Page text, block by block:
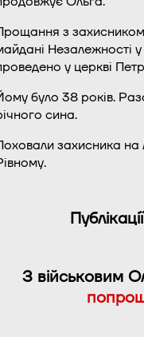
з
Незалежності
у церкві
було 38 років.
сина.
захисника на
З військовим